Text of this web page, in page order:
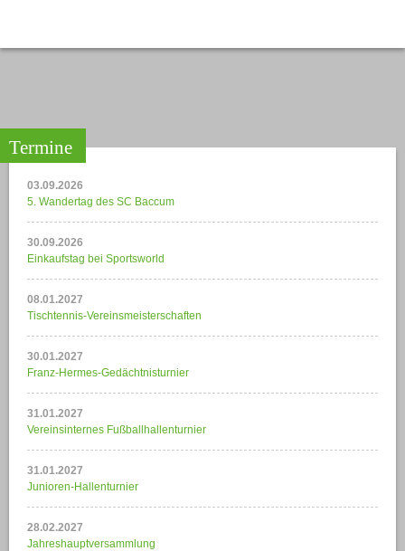
Termine
03.09.2026
5. Wandertag des SC Baccum
30.09.2026
Einkaufstag bei Sportsworld
08.01.2027
Tischtennis-Vereinsmeisterschaften
30.01.2027
Franz-Hermes-Gedächtnisturnier
31.01.2027
Vereinsinternes Fußballhallenturnier
31.01.2027
Junioren-Hallenturnier
28.02.2027
Jahreshauptversammlung